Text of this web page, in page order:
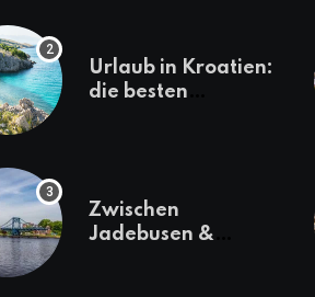
Urlaub in Kroatien:
die besten
Zwischen
Jadebusen &